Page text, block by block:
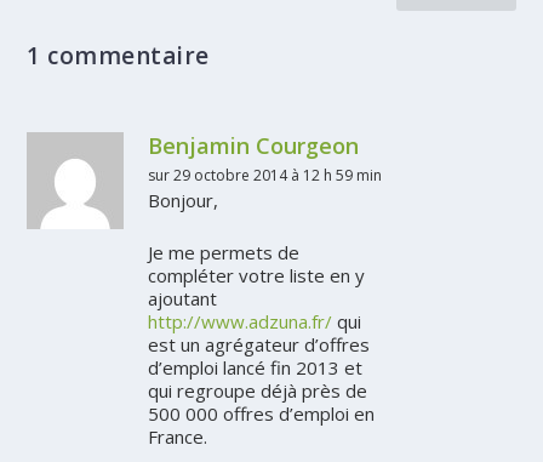
1 commentaire
Benjamin Courgeon
sur 29 octobre 2014 à 12 h 59 min
Bonjour,
Je me permets de
compléter votre liste en y
ajoutant
http://www.adzuna.fr/ qui
est un agrégateur d’offres
d’emploi lancé fin 2013 et
qui regroupe déjà près de
500 000 offres d’emploi en
France.